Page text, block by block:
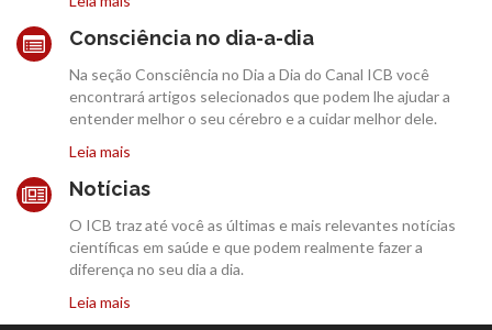
Consciência no dia-a-dia
Na seção Consciência no Dia a Dia do Canal ICB você
encontrará artigos selecionados que podem lhe ajudar a
entender melhor o seu cérebro e a cuidar melhor dele.
Leia mais
Notícias
O ICB traz até você as últimas e mais relevantes notícias
científicas em saúde e que podem realmente fazer a
diferença no seu dia a dia.
Leia mais